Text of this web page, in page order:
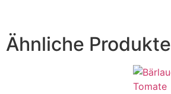
Ähnliche Produkte